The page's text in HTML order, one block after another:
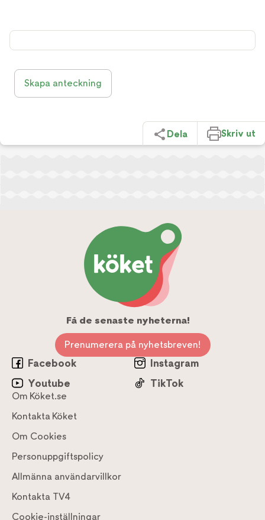
Skapa anteckning
Dela Skriv ut
Få de senaste nyheterna!
Prenumerera på nyhetsbreven!
Facebook
Instagram
Youtube
TikTok
Om Köket.se
Kontakta Köket
Om Cookies
Personuppgiftspolicy
Allmänna användarvillkor
Kontakta TV4
Cookie-inställningar